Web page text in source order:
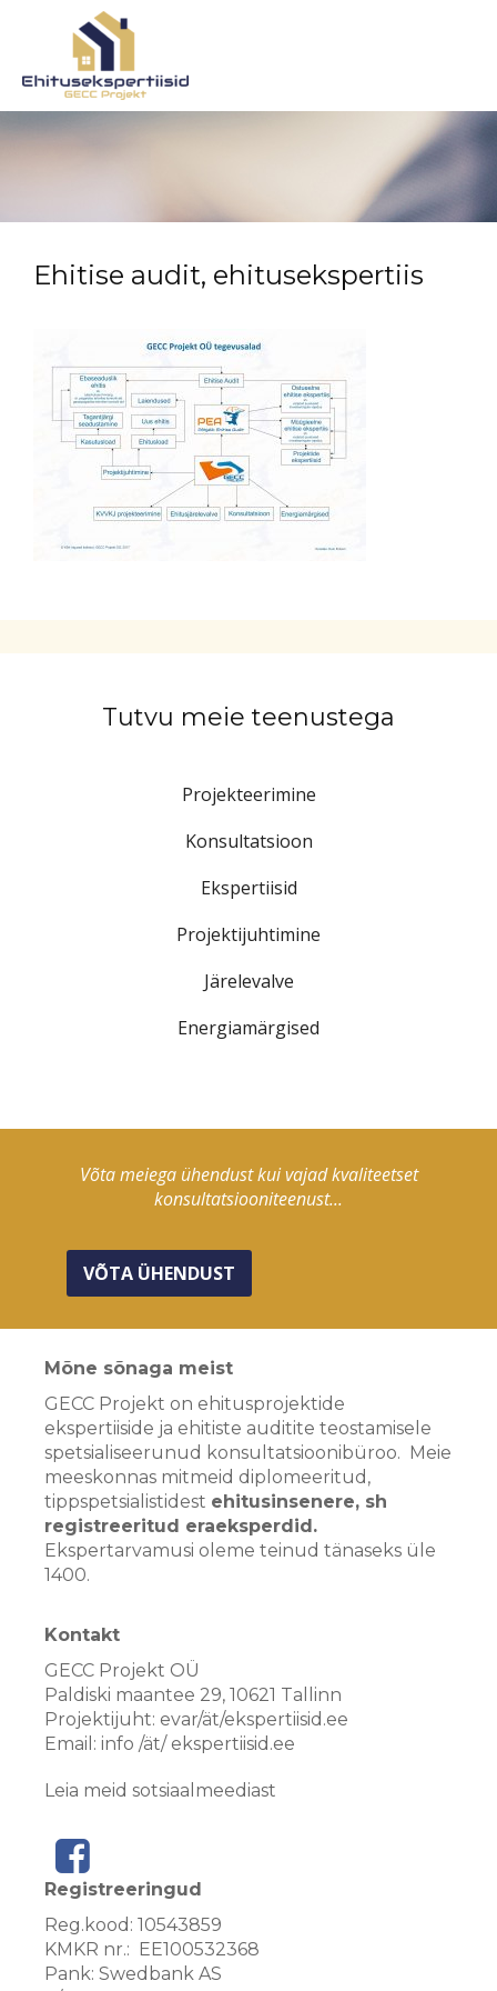
Ehitise audit, ehitusekspertiis
Tutvu meie teenustega
Projekteerimine
Konsultatsioon
Ekspertiisid
Projektijuhtimine
Järelevalve
Energiamärgised
Võta meiega ühendust kui vajad kvaliteetset
konsultatsiooniteenust...
VÕTA ÜHENDUST
Mõne sõnaga meist
GECC Projekt on ehitusprojektide
ekspertiiside ja ehitiste auditite teostamisele
spetsialiseerunud konsultatsioonibüroo. Meie
meeskonnas mitmeid diplomeeritud,
tippspetsialistidest ehitusinsenere, sh
registreeritud eraeksperdid.
Ekspertarvamusi oleme teinud tänaseks üle
1400.
Kontakt
GECC Projekt OÜ
Paldiski maantee 29, 10621 Tallinn
Projektijuht: evar/ät/ekspertiisid.ee
Email: info /ät/ ekspertiisid.ee
Leia meid sotsiaalmeediast
Registreeringud
Reg.kood: 10543859
KMKR nr.: EE100532368
Pank: Swedbank AS